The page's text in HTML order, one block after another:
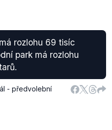
rozlohu 69 tisíc
park má rozlohu
- předvolební